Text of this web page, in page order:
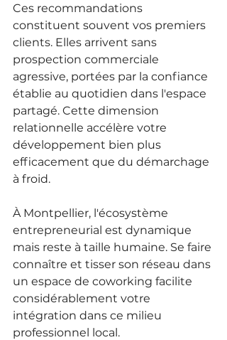
Ces recommandations
constituent souvent vos premiers
clients. Elles arrivent sans
prospection commerciale
agressive, portées par la confiance
établie au quotidien dans l'espace
partagé. Cette dimension
relationnelle accélère votre
développement bien plus
efficacement que du démarchage
à froid.
À Montpellier, l'écosystème
entrepreneurial est dynamique
mais reste à taille humaine. Se faire
connaître et tisser son réseau dans
un espace de coworking facilite
considérablement votre
intégration dans ce milieu
professionnel local.